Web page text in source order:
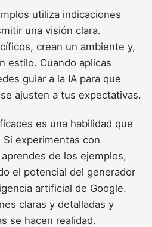
utiliza indicaciones
una visión clara.
crean un ambiente y,
estilo. Cuando aplicas
guiar a la IA para que
ajusten a tus expectativas.
es una habilidad que
experimentas con
de los ejemplos,
el potencial del generador
artificial de Google.
claras y detalladas y
se hacen realidad.